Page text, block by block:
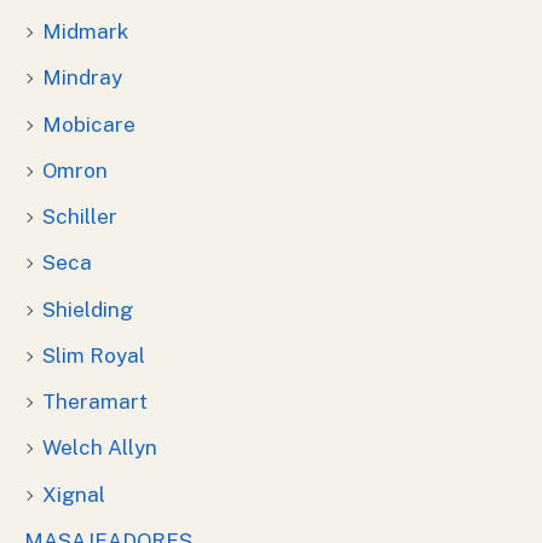
Midmark
Mindray
Mobicare
Omron
Schiller
Seca
Shielding
Slim Royal
Theramart
Welch Allyn
Xignal